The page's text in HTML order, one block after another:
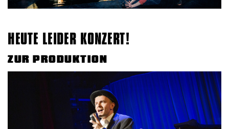
HEUTE LEIDER KONZERT!
ZUR PRODUKTION